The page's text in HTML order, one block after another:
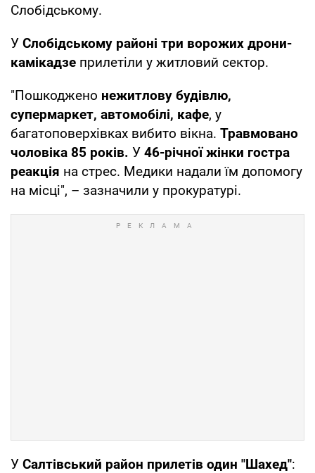
Слобідському.
У Слобідському районі три ворожих дрони-
камікадзе прилетіли у житловий сектор.
"Пошкоджено нежитлову будівлю,
супермаркет, автомобілі, кафе, у
багатоповерхівках вибито вікна. Травмовано
чоловіка 85 років. У 46-річної жінки гостра
реакція на стрес. Медики надали їм допомогу
на місці", – зазначили у прокуратурі.
У Салтівський район прилетів один "Шахед":